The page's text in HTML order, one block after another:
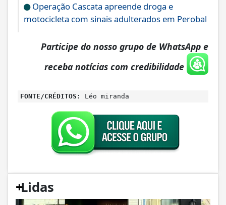
Operação Cascata apreende droga e
motocicleta com sinais adulterados em Perobal
Participe do nosso grupo de WhatsApp e
receba notícias com credibilidade
FONTE/CRÉDITOS: Léo miranda
+
Lidas